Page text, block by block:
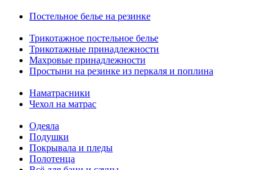
Постельное белье на резинке
Трикотажное постельное белье
Трикотажные принадлежности
Махровые принадлежности
Простыни на резинке из перкаля и поплина
Наматрасники
Чехол на матрас
Одеяла
Подушки
Покрывала и пледы
Полотенца